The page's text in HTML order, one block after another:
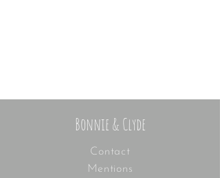
Bonnie & Clyde
Contact
Mentions